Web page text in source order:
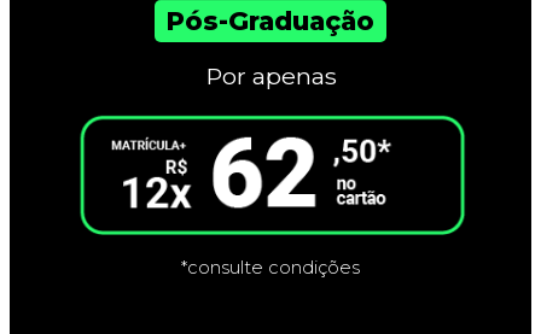
Pós-Graduação
Por apenas
*consulte condições